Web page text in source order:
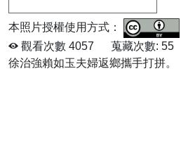
本照片授權使用方式：
觀看次數 4057 蒐藏次數: 55
徐治強賴如玉夫婦返鄉攜手打拼。